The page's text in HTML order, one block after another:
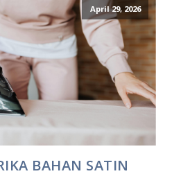
April 29, 2026
BAHAN SATIN